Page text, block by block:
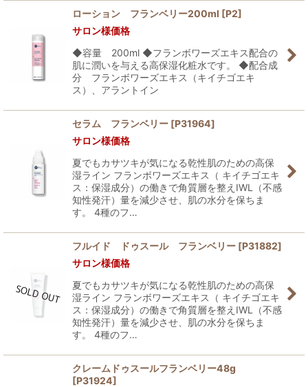
ローション フランベリー200ml [P2]
サロン様価格
◆容量 200ml ◆フランボワーズエキス配合の
肌に潤いを与える高保湿化粧水です。 ◆配合成
分 フランボワーズエキス（キイチゴエキ
ス）、アラントイン
セラム フランベリー [P31964]
サロン様価格
夏でもカサツキが気になる乾性肌のための高保
湿ライン フランボワーズエキス（ キイチゴエキ
ス：保湿成分）の働きで角質層を整えIWL（不感
知性発汗）量を減少させ、肌の水分を保ちま
す。 4種のフ…
フルイド ドゥスール フランベリー [P31882]
サロン様価格
夏でもカサツキが気になる乾性肌のための高保
湿ライン フランボワーズエキス（ キイチゴエキ
ス：保湿成分）の働きで角質層を整えIWL（不感
知性発汗）量を減少させ、肌の水分を保ちま
す。 4種のフ…
クレームドゥスールフランベリー48g
[P31924]